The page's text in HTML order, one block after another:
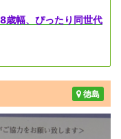
歳幅、ぴったり同世代
徳島